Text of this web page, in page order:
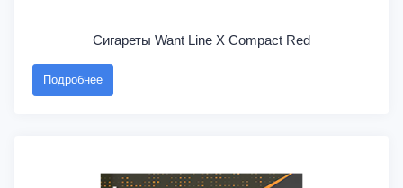
Сигареты Want Line X Compact Red
Подробнее